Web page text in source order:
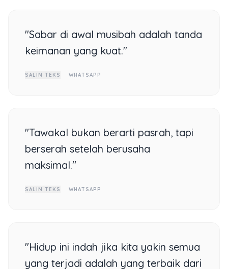
"Sabar di awal musibah adalah tanda
keimanan yang kuat."
SALIN TEKS WHATSAPP
"Tawakal bukan berarti pasrah, tapi
berserah setelah berusaha
maksimal."
SALIN TEKS WHATSAPP
"Hidup ini indah jika kita yakin semua
yang terjadi adalah yang terbaik dari